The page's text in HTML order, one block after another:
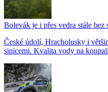
Bolevák je i přes vedra stále
České údolí, Hracholusky i
sinicemi. Kvalita vody na